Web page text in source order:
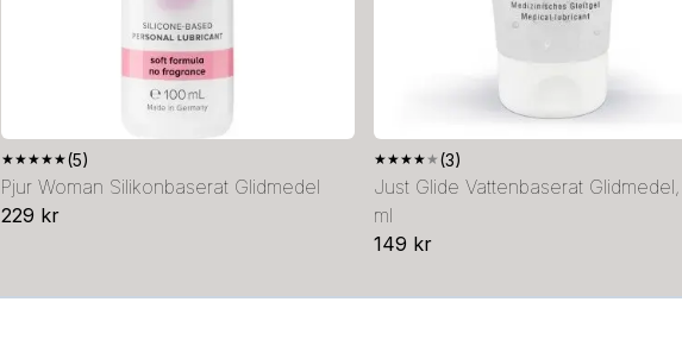
★★★★★(5)
Pjur Woman Silikonbaserat Glidmedel
229 kr
★★★★★ (3)
Just Glide Vattenbaserat
ml
149 kr